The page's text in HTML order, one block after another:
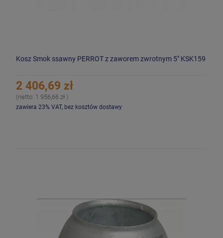
Kosz Smok ssawny PERROT z zaworem zwrotnym 5" KSK159
2 406,69 zł
(netto: 1 956,66 zł )
zawiera 23% VAT, bez kosztów dostawy